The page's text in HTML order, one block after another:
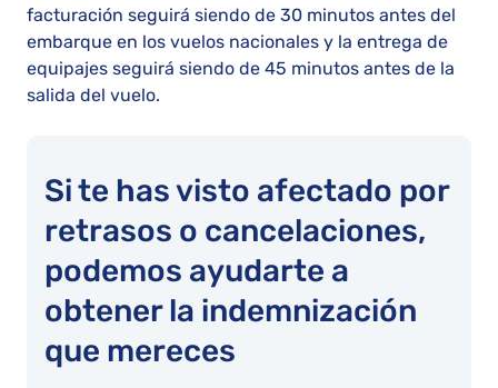
facturación seguirá siendo de 30 minutos antes del
embarque en los vuelos nacionales y la entrega de
equipajes seguirá siendo de 45 minutos antes de la
salida del vuelo.
Si te has visto afectado por
retrasos o cancelaciones,
podemos ayudarte a
obtener la indemnización
que mereces